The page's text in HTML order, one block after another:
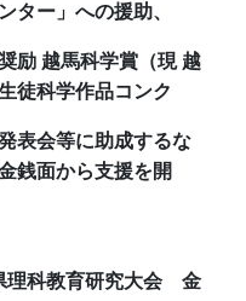
ター」への援助、
励 越馬科学賞（現 越
徒科学作品コンク
会等に助成するな
銭面から支援を開
理科教育研究大会 金